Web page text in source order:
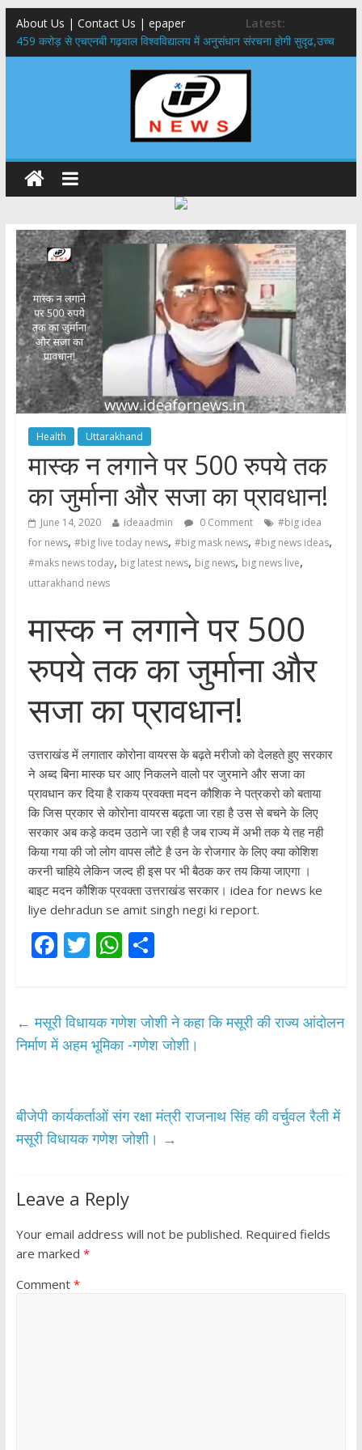
About Us | Contact Us | epaper
Latest:
459 करोड़ से एचएनबी गढ़वाल विश्वविद्यालय में अनुसंधान संरचना होगी सुदृढ,उच्च
शिक्षा मंत्री धन सिंह रावत ने नवनियुक्त केन्द्रीय शिक्षा मंत्री से की मुलाकात
राष्ट्रीय हथकरघा दिवस पर मुख्यमंत्री धामी ने उत्कृष्ट बुनकरों और हस्तशिल्प
​धामी कैबिनेट का बड़ा फैसला: पशुपालकों को 60% तक सब्सिडी, गंगा एक्सप्रेसवे का
​हरिद्वार से वीरभद्र (ऋषिकेश) तक निकली BJYM की भव्य कांवड़ यात्रा; तेजस्वी
सूर्या ने की देश व प्रदेशवासियों के कल्याण की कामना
24×7 अलर्ट मोड में रहें अधिकारी-मुख्य सचिव मानसून-एसईओसी से मुख्य सचिव ने
की विस्तृत समीक्षा कहा-बंद सड़कों को शीघ्र खोला जाए, लोगों को न हो दिक्कत
Health Uttarakhand
मास्क न लगाने पर 500 रुपये तक
का जुर्माना और सजा का प्रावधान!
June 14, 2020 ideaadmin 0 Comment
#big idea
for news, #big live today news, #big mask news, #big news ideas,
#maks news today, big latest news, big news, big news live,
uttarakhand news
मास्क न लगाने पर 500
रुपये तक का जुर्माना और
सजा का प्रावधान!
उत्तराखंड में लगातार कोरोना वायरस के बढ़ते मरीजो को देलहते हुए सरकार
ने अब्द बिना मास्क घर आए निकलने वालो पर जुरमाने और सजा का
प्रावधान कर दिया है राकय प्रवक्ता मदन कौशिक ने पत्रकरो को बताया
कि जिस प्रकार से कोरोना वायरस बढ़ता जा रहा है उस से बचने के लिए
सरकार अब कड़े कदम उठाने जा रही है जब राज्य में अभी तक ये तह नही
किया गया की जो लोग वापस लौटे है उन के रोजगार के लिए क्या कोशिश
करनी चाहिये लेकिन जल्द ही इस पर भी बैठक कर तय किया जाएगा ।
बाइट मदन कौशिक प्रवक्ता उत्तराखंड सरकार। idea for news ke
liye dehradun se amit singh negi ki report.
F
b
o
k
T
er
W
s
A
S
e
← मसूरी विधायक गणेश जोशी ने कहा कि मसूरी की राज्य आंदोलन
निर्माण में अहम भूमिका -गणेश जोशी।
बीजेपी कार्यकर्ताओं संग रक्षा मंत्री राजनाथ सिंह की वर्चुवल रैली में
मसूरी विधायक गणेश जोशी। →
Leave a Reply
Your email address will not be published. Required fields
are marked *
Comment *